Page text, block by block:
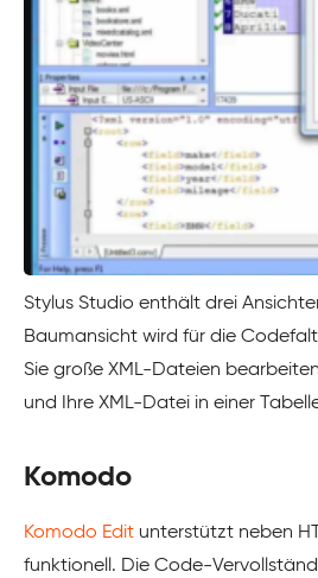
Stylus Studio enthält drei
Baumansicht wird für die
Sie große XML-Dateien
und Ihre XML-Datei in einer
Komodo
Komodo Edit unterstützt neben
funktionell. Die Code-